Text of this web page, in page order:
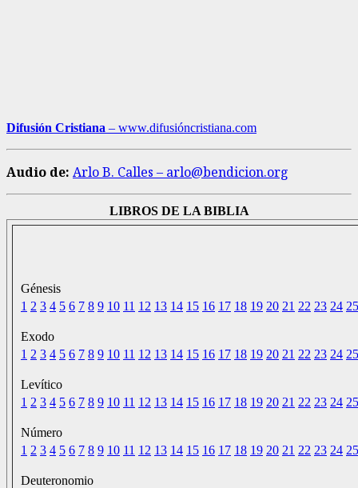
Difusión Cristiana – www.difusióncristiana.com
Audio de: Arlo B. Calles – arlo@bendicion.org
LIBROS DE LA BIBLIA
Génesis
1 2 3 4 5 6 7 8 9 10 11 12 13 14 15 16 17 18 19 20 21 22 23 24 25
Exodo
1 2 3 4 5 6 7 8 9 10 11 12 13 14 15 16 17 18 19 20 21 22 23 24 25
Levítico
1 2 3 4 5 6 7 8 9 10 11 12 13 14 15 16 17 18 19 20 21 22 23 24 25
Número
1 2 3 4 5 6 7 8 9 10 11 12 13 14 15 16 17 18 19 20 21 22 23 24 25
Deuteronomio